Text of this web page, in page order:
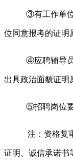
③有工作单
位同意报考的证明
④应聘辅导
出具政治面貌证明
⑤招聘岗位
注：资格复
证明、诚信承诺书